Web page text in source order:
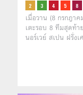
เมื่อวาน (8 กรกฎา
เตะรอบ 8 ทีมสุดท้า
นอร์เวย์ สเปน ฝรั่ง